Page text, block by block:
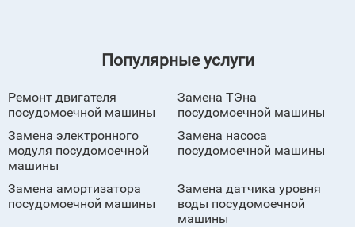
Популярные услуги
Ремонт двигателя
посудомоечной машины
Замена ТЭна
посудомоечной машины
Замена электронного
модуля посудомоечной
машины
Замена насоса
посудомоечной машины
Замена амортизатора
посудомоечной машины
Замена датчика уровня
воды посудомоечной
машины